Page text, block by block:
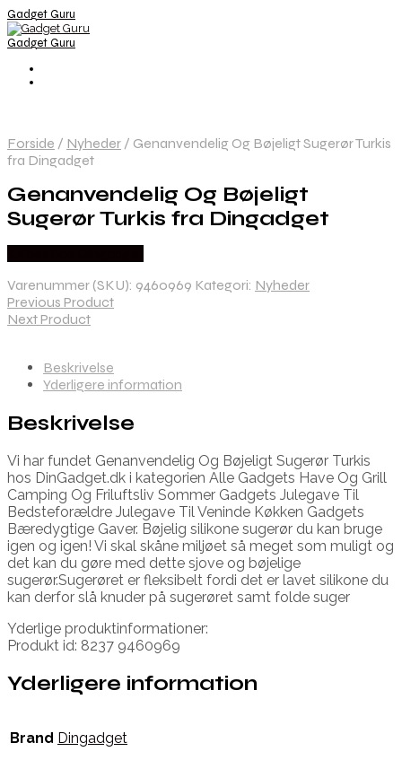
Gadget Guru
Gadget Guru
Forside / Nyheder / Genanvendelig Og Bøjeligt Sugerør Turkis
fra Dingadget
Genanvendelig Og Bøjeligt
Sugerør Turkis fra Dingadget
Varenummer (SKU): 9460969 Kategori: Nyheder
Previous Product
Next Product
Beskrivelse
Yderligere information
Beskrivelse
Vi har fundet Genanvendelig Og Bøjeligt Sugerør Turkis
hos DinGadget.dk i kategorien Alle Gadgets Have Og Grill
Camping Og Friluftsliv Sommer Gadgets Julegave Til
Bedsteforældre Julegave Til Veninde Køkken Gadgets
Bæredygtige Gaver. Bøjelig silikone sugerør du kan bruge
igen og igen! Vi skal skåne miljøet så meget som muligt og
det kan du gøre med dette sjove og bøjelige
sugerør.Sugerøret er fleksibelt fordi det er lavet silikone du
kan derfor slå knuder på sugerøret samt folde suger
Yderlige produktinformationer:
Produkt id: 8237 9460969
Yderligere information
Brand Dingadget